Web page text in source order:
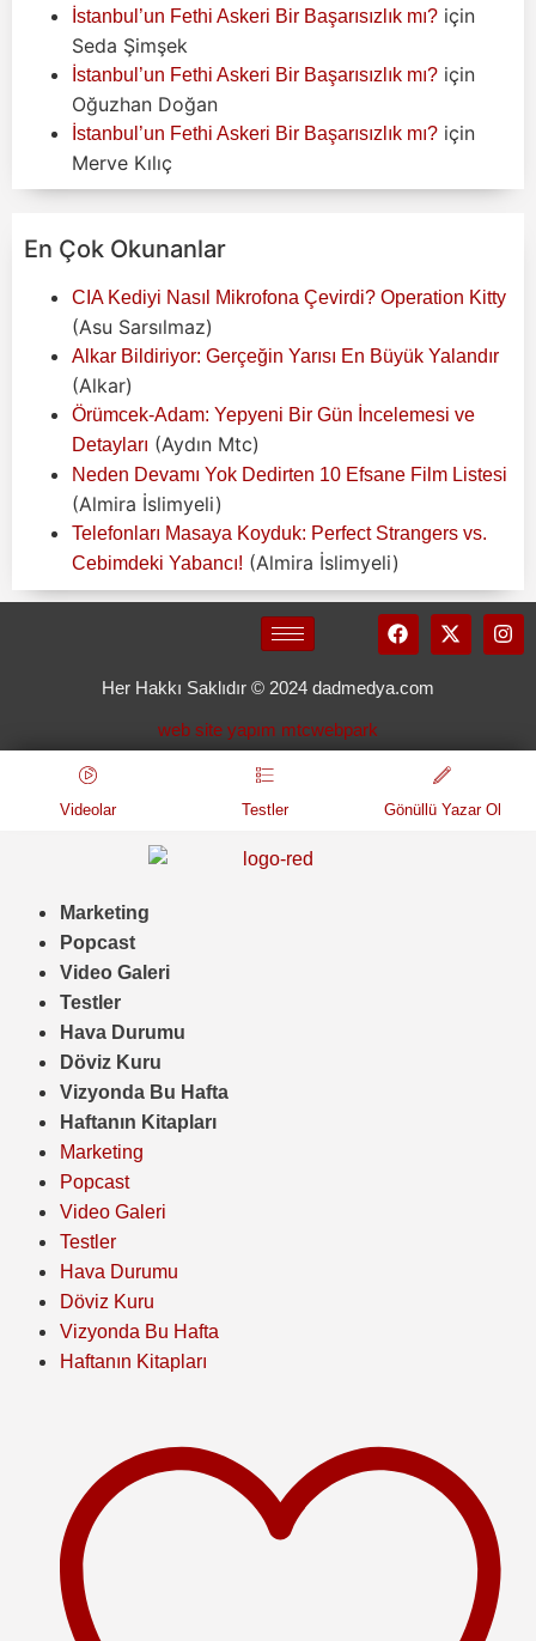
İstanbul’un Fethi Askeri Bir Başarısızlık mı? için
Seda Şimşek
İstanbul’un Fethi Askeri Bir Başarısızlık mı? için
Oğuzhan Doğan
İstanbul’un Fethi Askeri Bir Başarısızlık mı? için
Merve Kılıç
En Çok Okunanlar
CIA Kediyi Nasıl Mikrofona Çevirdi? Operation Kitty
(Asu Sarsılmaz)
Alkar Bildiriyor: Gerçeğin Yarısı En Büyük Yalandır
(Alkar)
Örümcek-Adam: Yepyeni Bir Gün İncelemesi ve
Detayları (Aydın Mtc)
Neden Devamı Yok Dedirten 10 Efsane Film Listesi
(Almira İslimyeli)
Telefonları Masaya Koyduk: Perfect Strangers vs.
Cebimdeki Yabancı! (Almira İslimyeli)
Her Hakkı Saklıdır © 2024 dadmedya.com
web site yapım mtcwebpark
Videolar Testler Gönüllü Yazar Ol
Marketing
Popcast
Video Galeri
Testler
Hava Durumu
Döviz Kuru
Vizyonda Bu Hafta
Haftanın Kitapları
Marketing
Popcast
Video Galeri
Testler
Hava Durumu
Döviz Kuru
Vizyonda Bu Hafta
Haftanın Kitapları